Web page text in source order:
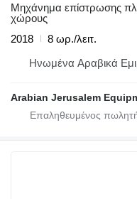
Μηχάνημα επίστρωσης
χώρους
2018
8 ωρ./λειτ.
Hνωμένα Αραβικά
Arabian Jerusalem